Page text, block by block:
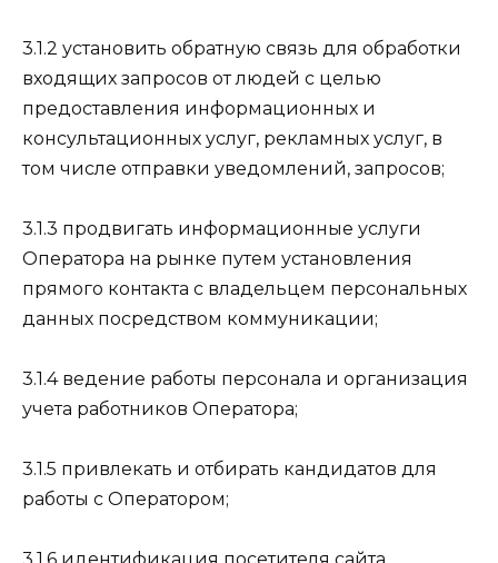
3.1.2 установить обратную связь для обработки
входящих запросов от людей с целью
предоставления информационных и
консультационных услуг, рекламных услуг, в
том числе отправки уведомлений, запросов;
3.1.3 продвигать информационные услуги
Оператора на рынке путем установления
прямого контакта с владельцем персональных
данных посредством коммуникации;
3.1.4 ведение работы персонала и организация
учета работников Оператора;
3.1.5 привлекать и отбирать кандидатов для
работы с Оператором;